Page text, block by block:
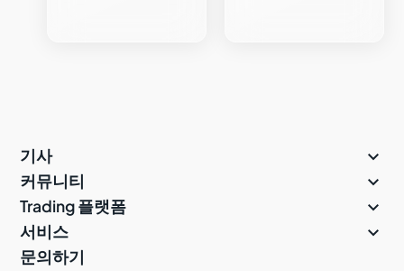
기사 
커뮤니티 
Trading 플랫폼 
서비스 
문의하기